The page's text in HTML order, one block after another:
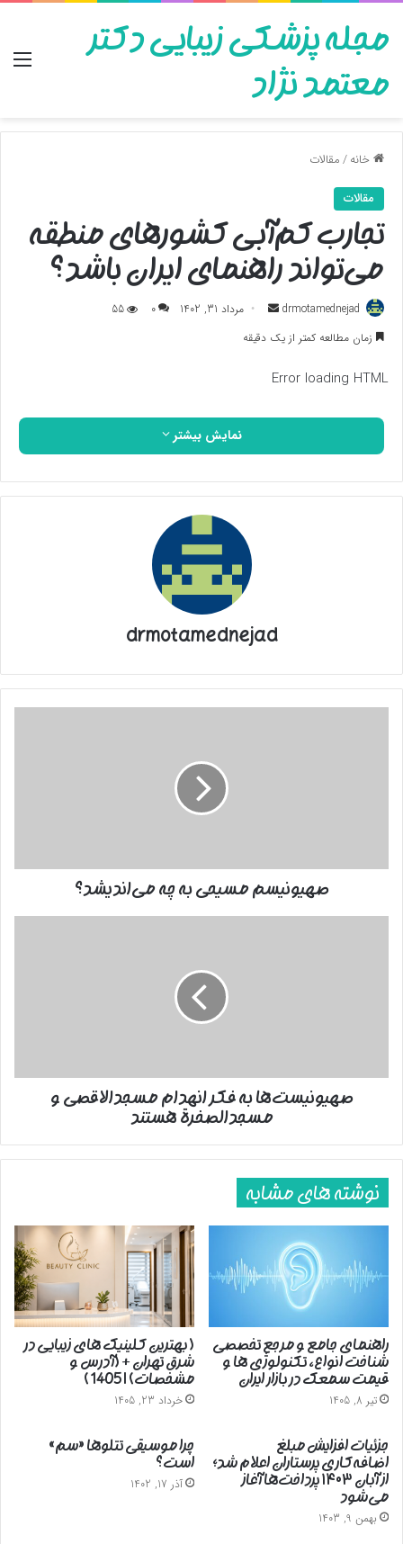
مجله پزشکی زیبایی دکتر
معتمد نژاد
خانه/مقالات
مقالات
تجارب کم‌آبی کشورهای منطقه
می‌تواند راهنمای ایران باشد؟
drmotamednejad
ارسال مرداد 31, 1402 0
55
زمان مطالعه کمتر از یک دقیقه
Error loading HTML
نمایش بیشتر
drmotamednejad
صهیونیسم مسیحی به چه می‌اندیشد؟
صهیونیست‌ها به فکر انهدام مسجدالاقصی و
مسجدالصخرة هستند
نوشته های مشابه
راهنمای جامع و مرجع تخصصی
شناخت انواع، تکنولوژی ها و
قیمت سمعک در بازار ایران
تیر 8, 1405
( بهترین کلینیک های زیبایی در
شرق تهران + (آدرس و
مشخصات) | 1405 )
خرداد 23, 1405
جزئیات افزایش مبلغ
اضافه‌کاری پرستاران اعلام شد؛
از آبان ۱۴۰۳ پرداخت‌ها آغاز
می‌شود
بهمن 9, 1403
چرا موسیقی تتلوها «سم»
است؟
آذر 17, 1402